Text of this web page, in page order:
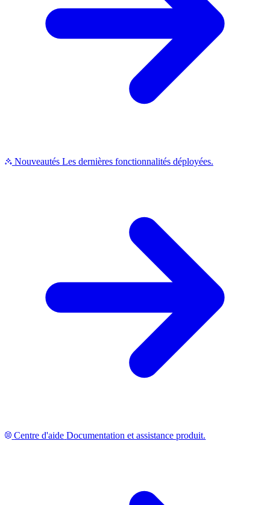
Nouveautés Les dernières fonctionnalités déployées.
Centre d'aide Documentation et assistance produit.